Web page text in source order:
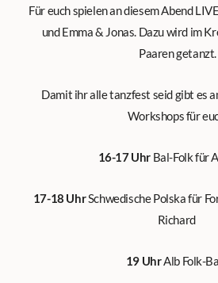
Für euch spielen an diesem Abend
und Emma & Jonas. Dazu wird im
Paaren getanzt.
Damit ihr alle tanzfest seid gibt es
Workshops für
16-17 Uhr Bal-Folk für
17-18 UhrSchwedische Polska für
Richard
19 UhrAlb Folk-